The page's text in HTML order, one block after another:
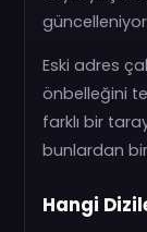
Eski adres
önbelleğini
farklı bir
bunlardan
Hangi